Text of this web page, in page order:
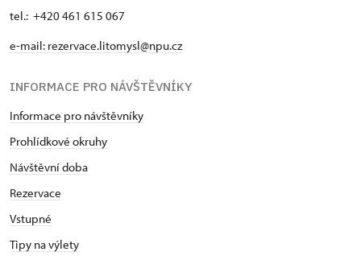
tel.: +420 461 615 067
e-mail: rezervace.litomysl@npu.cz
INFORMACE PRO NÁVŠTĚVNÍKY
Informace pro návštěvníky
Prohlídkové okruhy
Návštěvní doba
Rezervace
Vstupné
Tipy na výlety